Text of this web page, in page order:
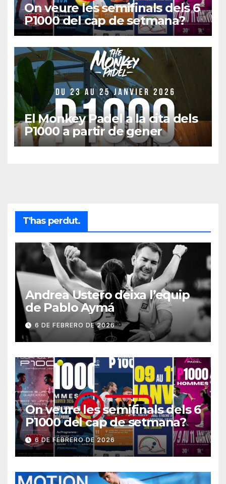
On veure les semifinals dels 6
P1000 del cap de setmana?
El Monkey Padel a la cita dels
P1000 a partir de gener
T'has perdut.
Andrea Ustero deixa l’equip
de Pablo Aymá
6 DE FEBRERO DE 2026
On veure les semifinals dels 6
P1000 del cap de setmana?
6 DE FEBRERO DE 2026